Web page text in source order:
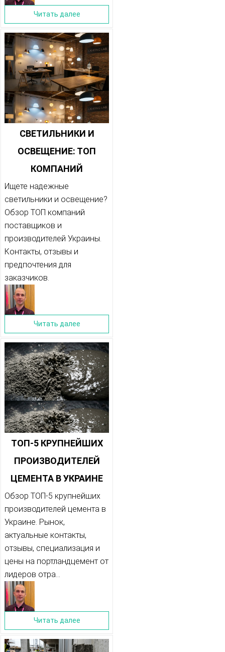
Читать далее
СВЕТИЛЬНИКИ И
ОСВЕЩЕНИЕ: ТОП
КОМПАНИЙ
ПОСТАВЩИКОВ
Ищете надежные
светильники и освещение?
Обзор ТОП компаний
поставщиков и
производителей Украины.
Контакты, отзывы и
предпочтения для
заказчиков.
Читать далее
ТОП-5 КРУПНЕЙШИХ
ПРОИЗВОДИТЕЛЕЙ
ЦЕМЕНТА В УКРАИНЕ
Обзор ТОП-5 крупнейших
производителей цемента в
Украине. Рынок,
актуальные контакты,
отзывы, специализация и
цены на портландцемент от
лидеров отра...
Читать далее